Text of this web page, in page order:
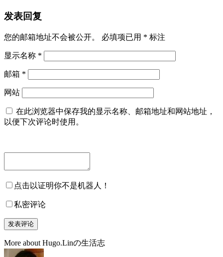
发表回复
您的邮箱地址不会被公开。 必填项已用 * 标注
显示名称 *
邮箱 *
网站
在此浏览器中保存我的显示名称、邮箱地址和网站地址，
以便下次评论时使用。
点击以证明你不是机器人！
私密评论
More about Hugo.Linの生活志